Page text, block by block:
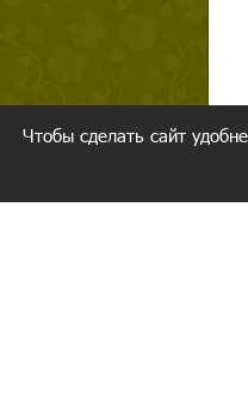
Чтобы сделать сайт